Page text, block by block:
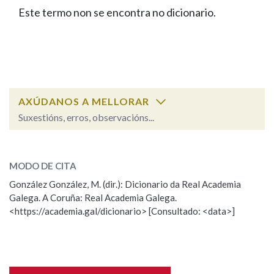
FIGURAS HOMENAXEADAS
PORTAL DAS PALABRAS
Facebook
TwitterYoutubeInstagram
Bluesky
BUSCAR NOS LEMAS
Remata por
BUSCAR NO CONTIDO
Nas definicións
Este termo non se encontra no dicionario.
AXÚDANOS A MELLORAR
Suxestións, erros, observacións...
Observación
Nome
MODO DE CITA
González González, M. (dir.): Dicionario da Real Academia
Galega. A Coruña: Real Academia Galega.
<https://academia.gal/dicionario> [Consultado: <data>]